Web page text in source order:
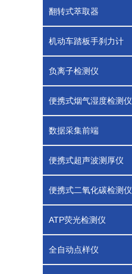
翻转式萃取器
机动车踏板手刹力计
负离子检测仪
便携式烟气湿度检测仪
数据采集前端
便携式超声波测厚仪
便携式二氧化碳检测仪
ATP荧光检测仪
全自动点样仪